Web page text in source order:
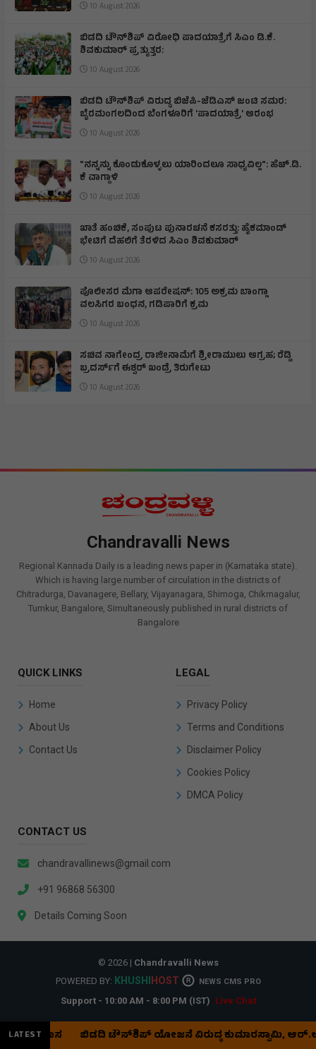
10 August 2026
ಬಿಡದಿ ಟೌನ್‌ಶಿಪ್ ವಿರೋಧಿ ಪಾದಯಾತ್ರೆಗೆ ಸಿಎಂ ಡಿ.ಕೆ.
ಶಿವಕುಮಾರ್ ಪ್ರತ್ಯುತ್ತರ:
10 August 2026
ಬಿಡದಿ ಟೌನ್‌ಶಿಪ್ ವಿರುದ್ಧ ಬಿಜೆಪಿ-ಜೆಡಿಎಸ್ ಜಂಟಿ ಸಮರ:
ಬೈರಮಂಗಲದಿಂದ ಬೆಂಗಳೂರಿಗೆ 'ಪಾದಯಾತ್ರೆ' ಆರಂಭ
10 August 2026
"ನನ್ನನ್ನು ಕೊಂಡುಕೊಳ್ಳಲು ಯಾರಿಂದಲೂ ಸಾಧ್ಯವಿಲ್ಲ": ಹೆಚ್.ಡಿ.
ಕೆ ವಾಗ್ದಾಳಿ
10 August 2026
ಖಾತೆ ಹಂಚಿಕೆ, ಸಂಪುಟ ಪುನಾರಚನೆ ಕಸರತ್ತು: ಹೈಕಮಾಂಡ್
ಭೇಟಿಗೆ ದೆಹಲಿಗೆ ತೆರಳಿದ ಸಿಎಂ ಶಿವಕುಮಾರ್
10 August 2026
ಪೊಲೀಸರ ಮೆಗಾ ಆಪರೇಷನ್: 105 ಅಕ್ರಮ ಬಾಂಗ್ಲಾ
ವಲಸಿಗರ ಬಂಧನ, ಗಡಿಪಾರಿಗೆ ಕ್ರಮ
10 August 2026
ಸಚಿವ ನಾಗೇಂದ್ರ ರಾಜೀನಾಮೆಗೆ ಶ್ರೀರಾಮುಲು ಆಗ್ರಹ; ರೆಡ್ಡಿ
ಬ್ರದರ್ಸ್‌ಗೆ ಈಶ್ವರ್ ಖಂಡ್ರೆ ತಿರುಗೇಟು
10 August 2026
Chandravalli News
Regional Kannada Daily is a leading news paper in (Karnataka state).
Which is having large number of circulation in the districts of
Chitradurga, Davanagere, Bellary, Vijayanagara, Shimoga, Chikmagalur,
Tumkur, Bangalore, Simultaneously published in rural districts of
Bangalore
QUICK LINKS
Home
About Us
Contact Us
LEGAL
Privacy Policy
Terms and Conditions
Disclaimer Policy
Cookies Policy
DMCA Policy
CONTACT US
chandravallinews@gmail.com
+91 96868 56300
Details Coming Soon
© 2026 | Chandravalli News
POWERED BY: KHUSHI HOST R NEWS CMS PRO
Support - 10:00 AM - 8:00 PM (IST) Live Chat
LATESTಬಿಡದಿ ಟೌನ್‌ಶಿಪ್‌ ಯೋಜನೆ ವಿರುದ್ಧ ಕುಮಾರಸ್ವಾಮಿ, ಆರ್.ಅಶೋಕ್